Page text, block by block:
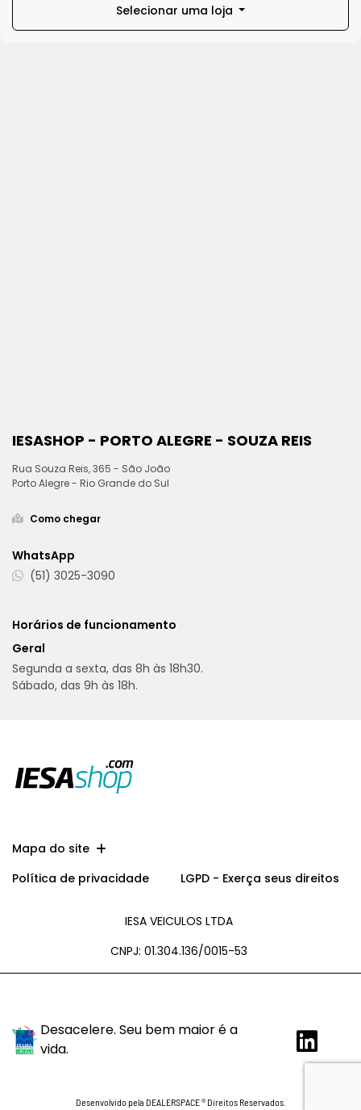
Selecionar uma loja
IESASHOP - PORTO ALEGRE - SOUZA REIS
Rua Souza Reis, 365 - São João
Porto Alegre - Rio Grande do Sul
Como chegar
WhatsApp
(51) 3025-3090
Horários de funcionamento
Geral
Segunda a sexta, das 8h às 18h30.
Sábado, das 9h às 18h.
Mapa do site
Política de privacidade
LGPD - Exerça seus direitos
IESA VEICULOS LTDA
CNPJ: 01.304.136/0015-53
Desacelere. Seu bem maior é a
vida.
Desenvolvido pela DEALERSPACE ® Direitos Reservados.